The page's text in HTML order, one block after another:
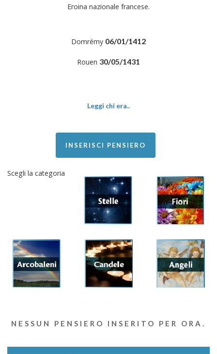
Eroina nazionale francese.
Domrémy 06/01/1412
Rouen 30/05/1431
Leggi chi era..
INSERISCI PENSIERO
Scegli la categoria
NESSUN PENSIERO INSERITO PER ORA.